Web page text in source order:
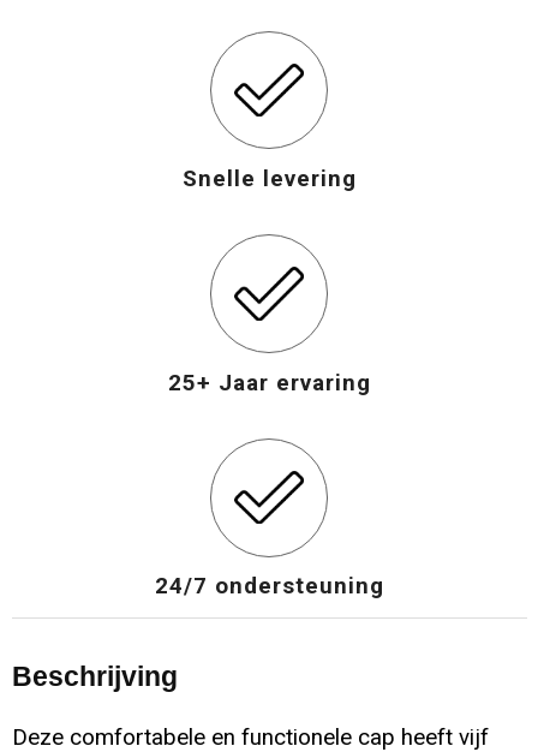
Snelle levering
25+ Jaar ervaring
24/7 ondersteuning
Beschrijving
Deze comfortabele en functionele cap heeft vijf